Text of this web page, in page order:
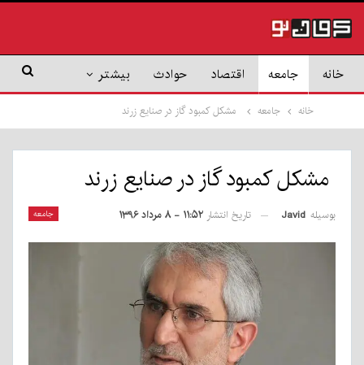
خانه جامعه اقتصاد حوادث بیشتر
خانه جامعه مشکل کمبود گاز در صنایع زرند
مشکل کمبود گاز در صنایع زرند
جامعه بوسیله Javid تاریخ انتشار ۱۱:۵۲ - ۸ مرداد ۱۳۹۶